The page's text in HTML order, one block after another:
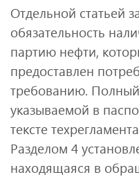
Отдельной статьей
обязательность
партию нефти,
предоставлен
требованию.
указываемой в
тексте
Разделом 4
находящаяся в